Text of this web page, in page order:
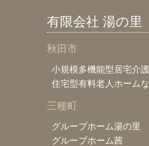
有限会社 湯の里
秋田市
小規模多機能型居宅介
住宅型有料老人ホーム
三種町
グループホーム湯の里
グループホーム茜